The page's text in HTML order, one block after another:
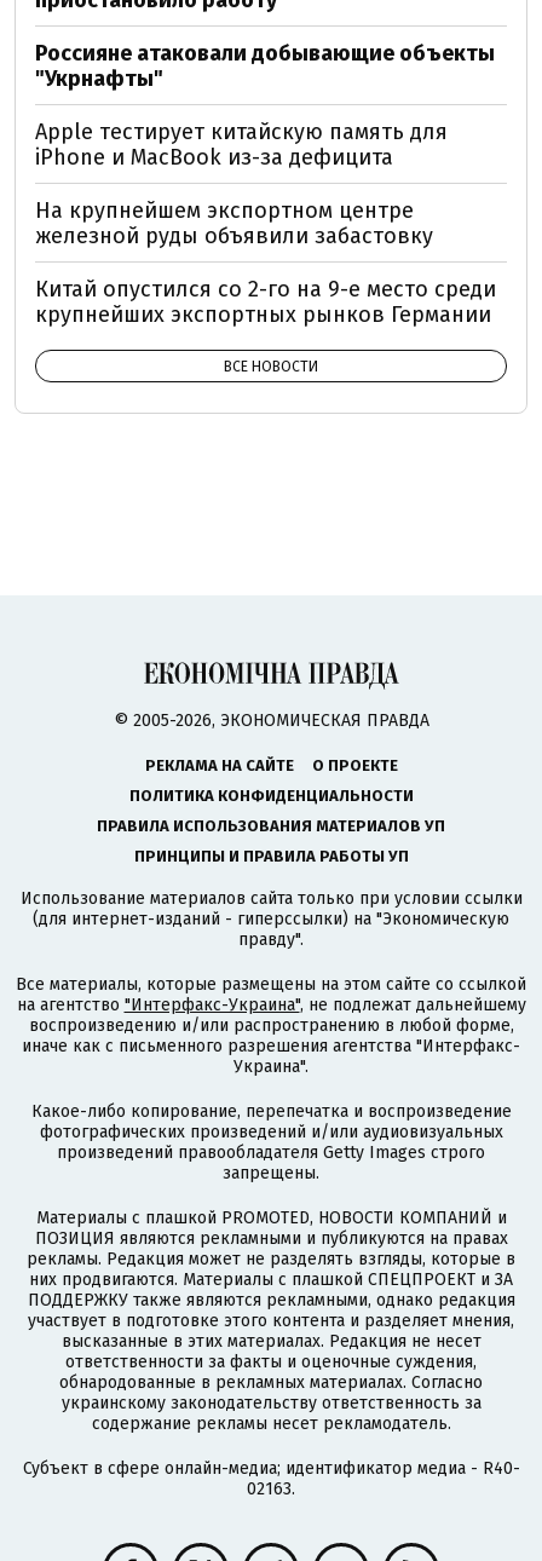
Россияне атаковали добывающие объекты
"Укрнафты"
Apple тестирует китайскую память для
iPhone и MacBook из-за дефицита
На крупнейшем экспортном центре
железной руды объявили забастовку
Китай опустился со 2-го на 9-е место среди
крупнейших экспортных рынков Германии
ВСЕ НОВОСТИ
© 2005-2026, ЭКОНОМИЧЕСКАЯ ПРАВДА
РЕКЛАМА НА САЙТЕ
О ПРОЕКТЕ
ПОЛИТИКА КОНФИДЕНЦИАЛЬНОСТИ
ПРАВИЛА ИСПОЛЬЗОВАНИЯ МАТЕРИАЛОВ УП
ПРИНЦИПЫ И ПРАВИЛА РАБОТЫ УП
Использование материалов сайта только при условии ссылки
(для интернет-изданий - гиперссылки) на "Экономическую
правду".
Все материалы, которые размещены на этом сайте со ссылкой
на агентство "Интерфакс-Украина", не подлежат дальнейшему
воспроизведению и/или распространению в любой форме,
иначе как с письменного разрешения агентства "Интерфакс-
Украина".
Какое-либо копирование, перепечатка и воспроизведение
фотографических произведений и/или аудиовизуальных
произведений правообладателя Getty Images строго
запрещены.
Материалы с плашкой PROMOTED, НОВОСТИ КОМПАНИЙ и
ПОЗИЦИЯ являются рекламными и публикуются на правах
рекламы. Редакция может не разделять взгляды, которые в
них продвигаются. Материалы с плашкой СПЕЦПРОЕКТ и ЗА
ПОДДЕРЖКУ также являются рекламными, однако редакция
участвует в подготовке этого контента и разделяет мнения,
высказанные в этих материалах. Редакция не несет
ответственности за факты и оценочные суждения,
обнародованные в рекламных материалах. Согласно
украинскому законодательству ответственность за
содержание рекламы несет рекламодатель.
Субъект в сфере онлайн-медиа; идентификатор медиа - R40-
02163.